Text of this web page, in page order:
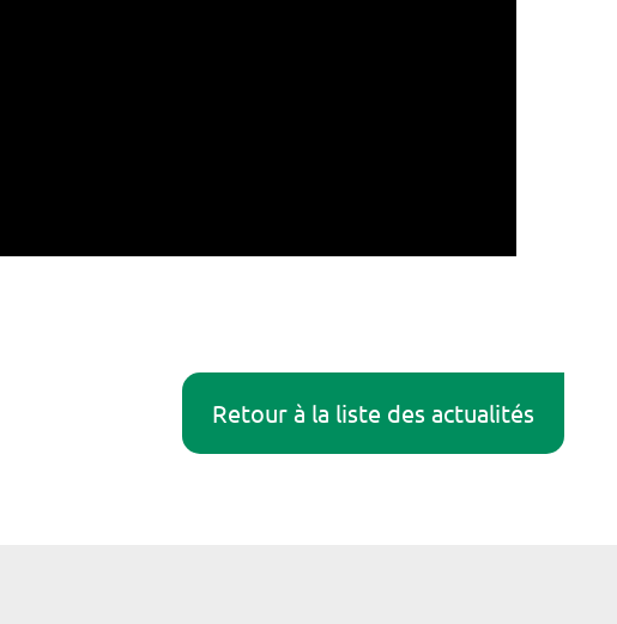
Retour à la liste des actualités